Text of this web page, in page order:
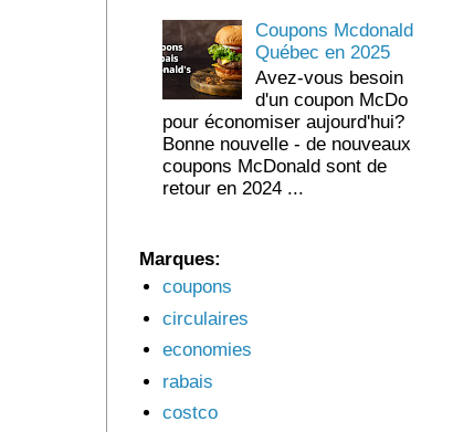
Coupons Mcdonald
Québec en 2025
Avez-vous besoin
d'un coupon McDo
pour économiser aujourd'hui?
Bonne nouvelle - de nouveaux
coupons McDonald sont de
retour en 2024 ...
Marques:
coupons
circulaires
economies
rabais
costco